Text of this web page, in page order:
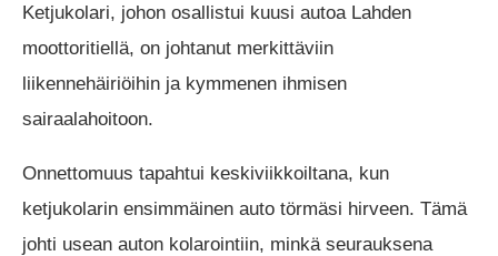
Ketjukolari, johon osallistui kuusi autoa Lahden
moottoritiellä, on johtanut merkittäviin
liikennehäiriöihin ja kymmenen ihmisen
sairaalahoitoon.
Onnettomuus tapahtui keskiviikkoiltana, kun
ketjukolarin ensimmäinen auto törmäsi hirveen. Tämä
johti usean auton kolarointiin, minkä seurauksena